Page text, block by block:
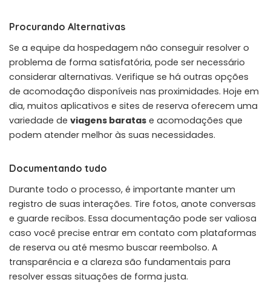
Procurando Alternativas
Se a equipe da hospedagem não conseguir resolver o
problema de forma satisfatória, pode ser necessário
considerar alternativas. Verifique se há outras opções
de acomodação disponíveis nas proximidades. Hoje em
dia, muitos aplicativos e sites de reserva oferecem uma
variedade de viagens baratas e acomodações que
podem atender melhor às suas necessidades.
Documentando tudo
Durante todo o processo, é importante manter um
registro de suas interações. Tire fotos, anote conversas
e guarde recibos. Essa documentação pode ser valiosa
caso você precise entrar em contato com plataformas
de reserva ou até mesmo buscar reembolso. A
transparência e a clareza são fundamentais para
resolver essas situações de forma justa.